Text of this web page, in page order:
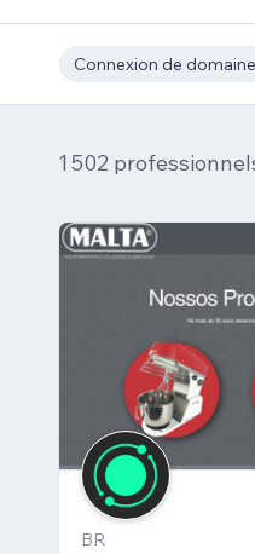
Connexion de domaine
1 502
BR